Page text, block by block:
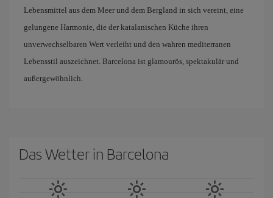
Lebensmittel aus dem Meer und dem Bergland in sich vereint, eine
gelungene Harmonie, die der katalanischen Küche ihren
unverwechselbaren Wert verleiht und den wahren mediterranen
Lebensstil auszeichnet. Barcelona ist glamourös, spektakulär und
außergewöhnlich.
Das Wetter in Barcelona